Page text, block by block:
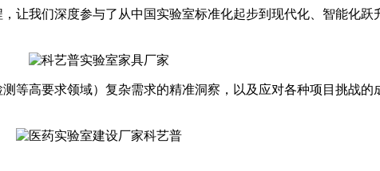
让我们深度参与了从中国实验室标准化起步到现代化、智能化
等高要求领域）复杂需求的精准洞察，以及应对各种项目挑战